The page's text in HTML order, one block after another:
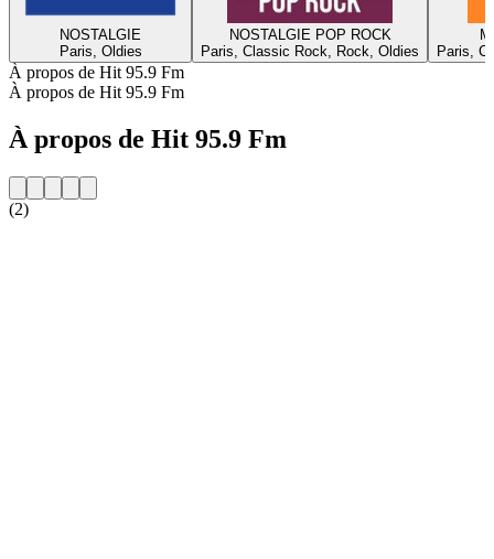
NOSTALGIE
Paris, Oldies
NOSTALGIE POP ROCK
Paris, Classic Rock, Rock, Oldies
Paris,
À propos de Hit 95.9 Fm
À propos de Hit 95.9 Fm
À propos de Hit 95.9 Fm
(2)